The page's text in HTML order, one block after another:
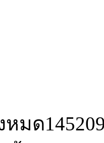
หมด